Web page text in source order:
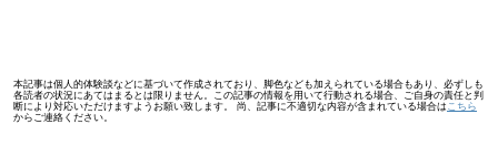
本記事は個人的体験談などに基づいて作成されており、脚色なども加えられている場合もあり、必ずしも
各読者の状況にあてはまるとは限りません。この記事の情報を用いて行動される場合、ご自身の責任と判
断により対応いただけますようお願い致します。 尚、記事に不適切な内容が含まれている場合は こちら
からご連絡ください。